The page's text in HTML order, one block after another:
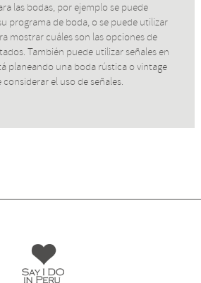
las bodas, por ejemplo se puede
programa de boda, o se puede utilizar
mostrar cuáles son las opciones de
También puede utilizar señales en
planeando una boda rústica o vintage
el uso de señales.